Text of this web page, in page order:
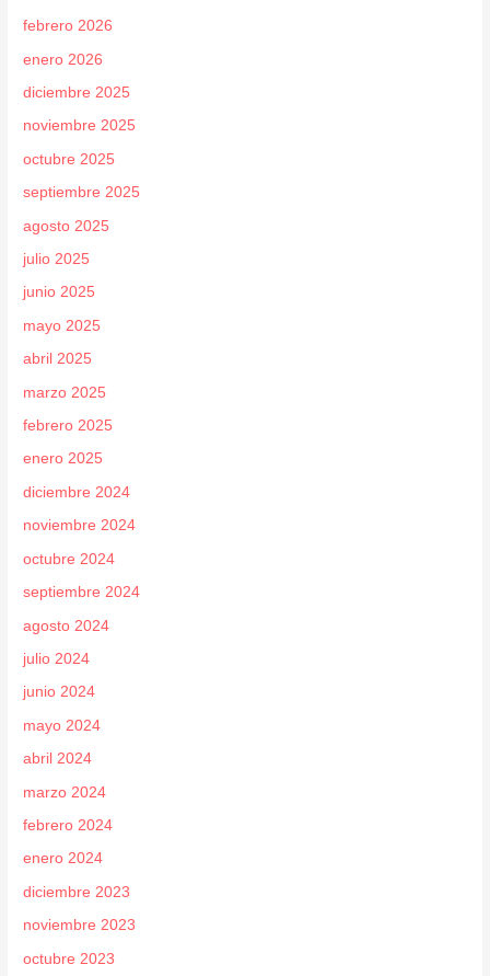
febrero 2026
enero 2026
diciembre 2025
noviembre 2025
octubre 2025
septiembre 2025
agosto 2025
julio 2025
junio 2025
mayo 2025
abril 2025
marzo 2025
febrero 2025
enero 2025
diciembre 2024
noviembre 2024
octubre 2024
septiembre 2024
agosto 2024
julio 2024
junio 2024
mayo 2024
abril 2024
marzo 2024
febrero 2024
enero 2024
diciembre 2023
noviembre 2023
octubre 2023